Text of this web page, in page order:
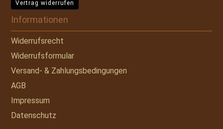
Vertrag widerrufen
Informationen
Widerrufsrecht
Widerrufsformular
Versand- & Zahlungsbedingungen
AGB
Impressum
Datenschutz